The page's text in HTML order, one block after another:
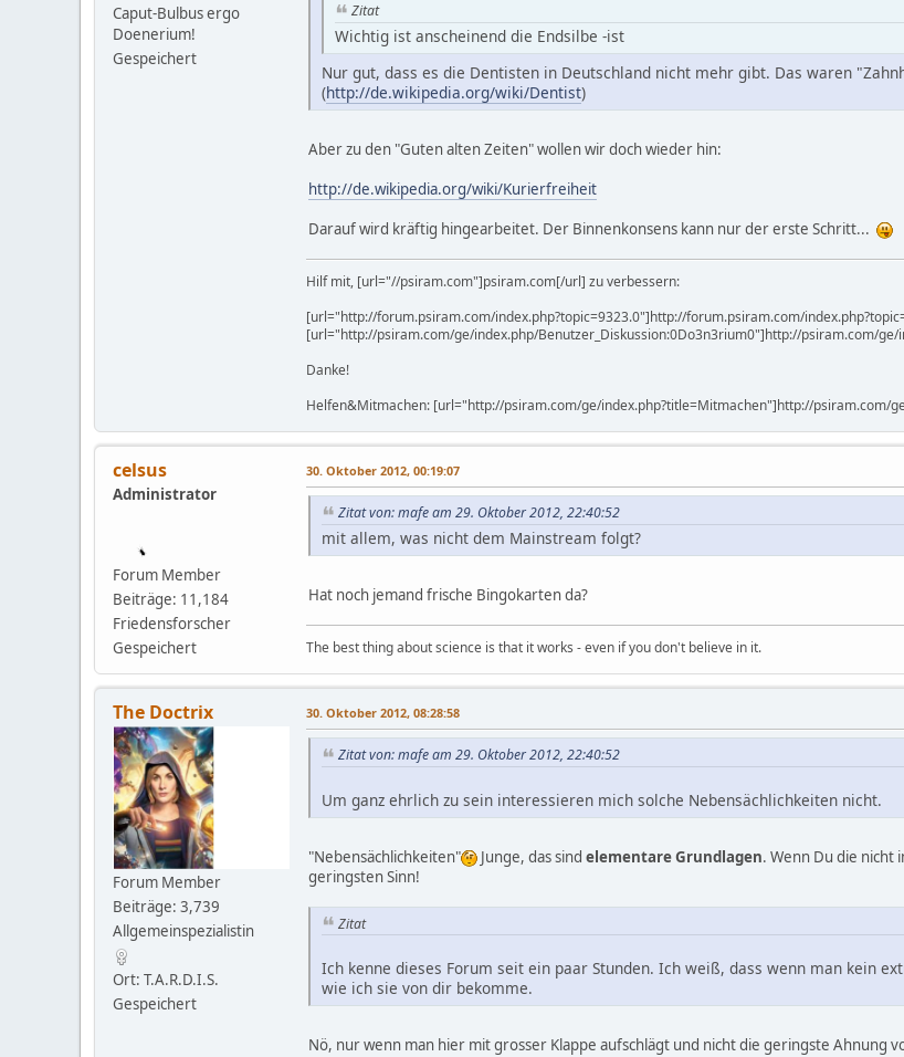
Caput-Bulbus ergo
Doenerium!
Gespeichert
Zitat
Wichtig ist anscheinend die Endsilbe -ist
Nur gut, dass es die Dentisten in Deutschland nicht mehr gibt. Das waren
(http://de.wikipedia.org/wiki/Dentist)
Aber zu den "Guten alten Zeiten" wollen wir doch wieder hin:
http://de.wikipedia.org/wiki/Kurierfreiheit
Darauf wird kräftig hingearbeitet. Der Binnenkonsens kann nur der erste Schritt...
Hilf mit, [url="//psiram.com"]psiram.com[/url] zu verbessern:
[url="http://forum.psiram.com/index.php?topic=9323.0"]http://forum.psiram.com/
[url="http://psiram.com/ge/index.php/Benutzer_Diskussion:0Do3n3rium0"]http://psiram.com/
Danke!
Helfen&Mitmachen: [url="http://psiram.com/ge/index.php?title=Mitmachen"]http://psiram.com/
celsus
Administrator
Forum Member
Beiträge: 11,184
Friedensforscher
Gespeichert
30. Oktober 2012, 00:19:07
Zitat von: mafe am 29. Oktober 2012, 22:40:52
mit allem, was nicht dem Mainstream folgt?
Hat noch jemand frische Bingokarten da?
The best thing about science is that it works - even if you don't believe in it.
The Doctrix
Forum Member
Beiträge: 3,739
Allgemeinspezialistin
Ort: T.A.R.D.I.S.
Gespeichert
30. Oktober 2012, 08:28:58
Zitat von: mafe am 29. Oktober 2012, 22:40:52
Um ganz ehrlich zu sein interessieren mich solche Nebensächlichkeiten nicht.
"Nebensächlichkeiten" Junge, das sind elementare Grundlagen. Wenn Du die nicht
geringsten Sinn!
Zitat
Ich kenne dieses Forum seit ein paar Stunden. Ich weiß, dass wenn man kein
wie ich sie von dir bekomme.
Nö, nur wenn man hier mit grosser Klappe aufschlägt und nicht die geringste Ahnung